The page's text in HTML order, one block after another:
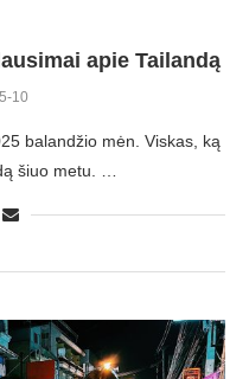
apie Tailandą
10
balandžio mėn. Viskas, ką
šiuo metu. …